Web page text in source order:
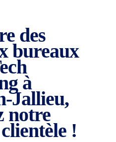
des
bureaux
à
Jallieu,
notre
!